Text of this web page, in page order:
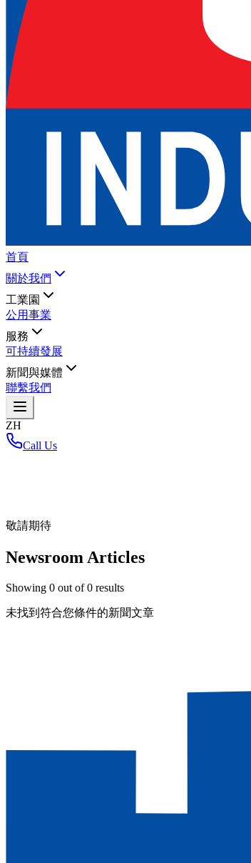
首頁
關於我們
工業園
公用事業
服務
可持續發展
新聞與媒體
聯繫我們
ZH
Call Us
敬請期待
Newsroom Articles
Showing 0 out of0 results
未找到符合您條件的新聞文章